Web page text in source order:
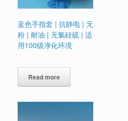
蓝色手指套 | 抗静电 | 无
粉 | 耐油 | 无氯硅硫 | 适
用100级净化环境
Read more